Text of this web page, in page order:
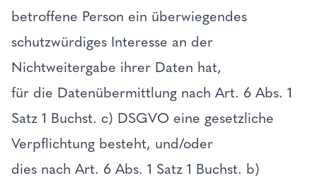
betroffene Person ein überwiegendes
schutzwürdiges Interesse an der
Nichtweitergabe ihrer Daten hat,
für die Datenübermittlung nach Art. 6 Abs. 1
Satz 1 Buchst. c) DSGVO eine gesetzliche
Verpflichtung besteht, und/oder
dies nach Art. 6 Abs. 1 Satz 1 Buchst. b)